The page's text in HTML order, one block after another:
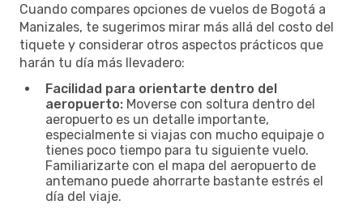
Cuando compares opciones de vuelos de Bogotá a
Manizales, te sugerimos mirar más allá del costo del
tiquete y considerar otros aspectos prácticos que
harán tu día más llevadero:
Facilidad para orientarte dentro del
aeropuerto: Moverse con soltura dentro del
aeropuerto es un detalle importante,
especialmente si viajas con mucho equipaje o
tienes poco tiempo para tu siguiente vuelo.
Familiarizarte con el mapa del aeropuerto de
antemano puede ahorrarte bastante estrés el
día del viaje.